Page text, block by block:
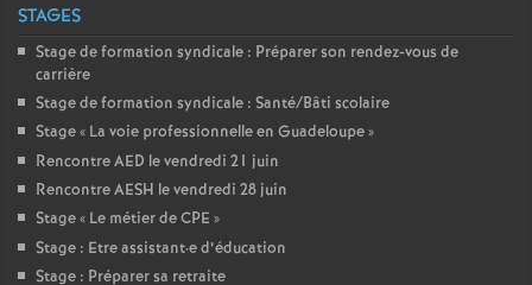
STAGES
Stage de formation syndicale : Préparer son rendez-vous de
carrière
Stage de formation syndicale : Santé/Bâti scolaire
Stage « La voie professionnelle en Guadeloupe»
Rencontre AED le vendredi 21 juin
Rencontre AESH le vendredi 28 juin
Stage « Le métier de CPE »
Stage : Etre assistant·e d’éducation
Stage : Préparer sa retraite